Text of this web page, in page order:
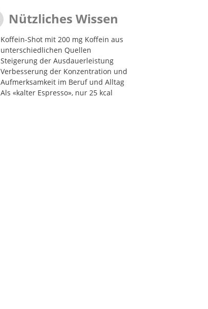
Nützliches Wissen
Koffein-Shot mit 200 mg Koffein aus
unterschiedlichen Quellen
Steigerung der Ausdauerleistung
Verbesserung der Konzentration und
Aufmerksamkeit im Beruf und Alltag
Als «kalter Espresso», nur 25 kcal